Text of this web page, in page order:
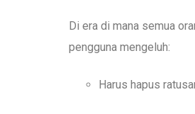
Di era di mana semua
pengguna mengeluh:
Harus hapus